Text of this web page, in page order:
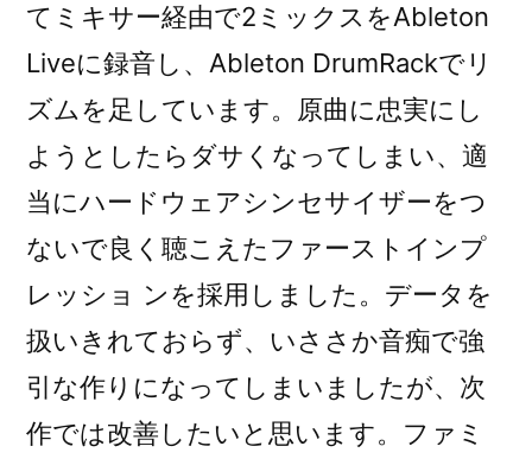
てミキサー経由で2ミックスをAbleton
Liveに録音し、Ableton DrumRackでリ
ズムを足しています。原曲に忠実にし
ようとしたらダサくなってしまい、適
当にハードウェアシンセサイザーをつ
ないで良く聴こえたファーストインプ
レッショ ンを採用しました。データを
扱いきれておらず、いささか音痴で強
引な作りになってしまいましたが、次
作では改善したいと思います。ファミ